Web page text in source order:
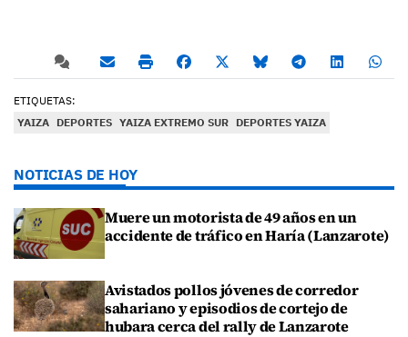
ETIQUETAS:
YAIZA DEPORTES YAIZA EXTREMO SUR DEPORTES YAIZA
NOTICIAS DE HOY
Muere un motorista de 49 años en un
accidente de tráfico en Haría (Lanzarote)
Avistados pollos jóvenes de corredor
sahariano y episodios de cortejo de
hubara cerca del rally de Lanzarote